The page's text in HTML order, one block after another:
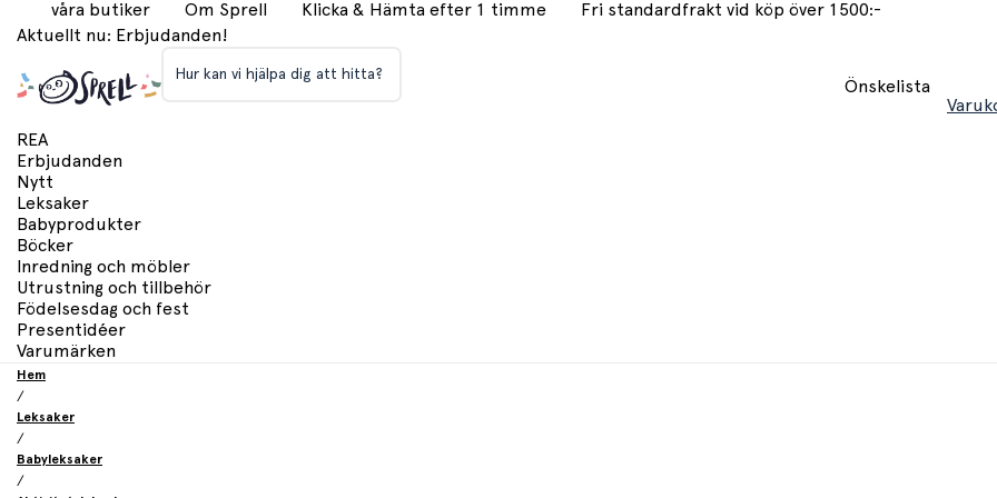
våra butiker Om Sprell Klicka & Hämta efter 1 timme
Fri standardfrakt vid köp över 1500:-
Aktuellt nu: Erbjudanden!
Hur kan vi hjälpa dig att hitta?
Önskelista
REA
Erbjudanden
Nytt
Leksaker
Babyprodukter
Böcker
Inredning och möbler
Utrustning och tillbehör
Födelsesdag och fest
Presentidéer
Varumärken
Hem
/
Leksaker
/
Babyleksaker
/